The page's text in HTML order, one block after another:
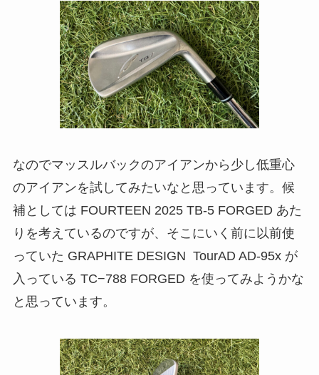
なのでマッスルバックのアイアンから少し低重心
のアイアンを試してみたいなと思っています。候
補としては FOURTEEN 2025 TB-5 FORGED あた
りを考えているのですが、そこにいく前に以前使
っていた GRAPHITE DESIGN TourAD AD-95x が
入っている TC−788 FORGED を使ってみようかな
と思っています。